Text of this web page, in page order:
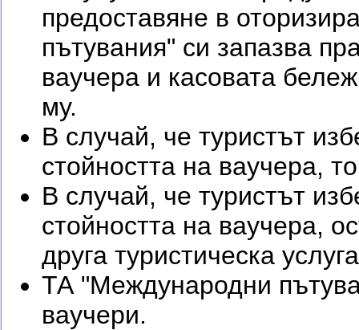
предоставяне в
пътувания" си запазва
ваучера и касовата
му.
В случай, че туристът
стойността на ваучера,
В случай, че туристът
стойността на ваучера,
друга туристическа
ТА "Международни
ваучери.